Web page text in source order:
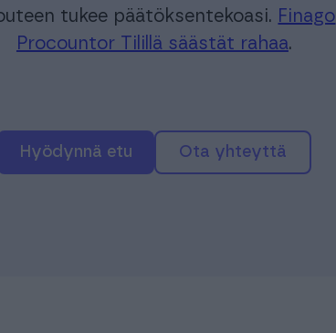
tukee päätöksentekoasi. Finago
Procountor Tilillä säästät rahaa.
hyödynnä etu ota yhteyttä